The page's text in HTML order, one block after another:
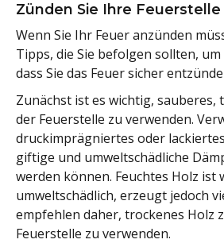
Zünden Sie Ihre
Wenn Sie Ihr Feuer anzünden
Tipps, die Sie befolgen sollten,
dass Sie das Feuer sicher
Zunächst ist es wichtig, sauberes,
der Feuerstelle zu verwenden.
druckimprägniertes oder
giftige und umweltschädliche
werden können. Feuchtes Holz ist
umweltschädlich, erzeugt jedoch
empfehlen daher, trockenes Holz
Feuerstelle zu verwenden.